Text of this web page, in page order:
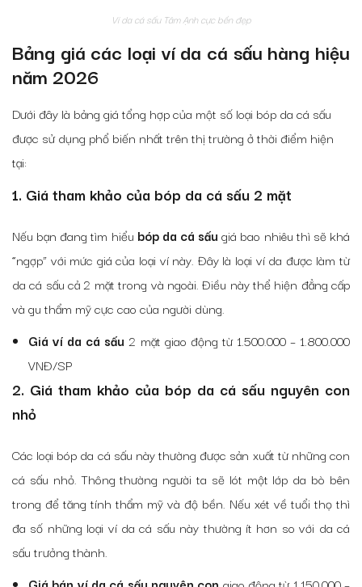
Ví da cá sấu Tâm Ạnh cực bền đẹp
Bảng giá các loại ví da cá sấu hàng hiệu
năm 2026
Dưới đây là bảng giá tổng hợp của một số loại bóp da cá sấu
được sử dụng phổ biến nhất trên thị trường ở thời điểm hiện
tại:
1. Giá tham khảo của bóp da cá sấu 2 mặt
Nếu bạn đang tìm hiểu bóp da cá sấu giá bao nhiêu thì sẽ khá
“ngợp” với mức giá của loại ví này. Đây là loại ví da được làm từ
da cá sấu cả 2 mặt trong và ngoài. Điều này thể hiện đẳng cấp
và gu thẩm mỹ cực cao của người dùng.
Giá ví da cá sấu 2 mặt giao động từ 1.500.000 – 1.800.000
VNĐ/SP
2. Giá tham khảo của bóp da cá sấu nguyên con
nhỏ
Các loại bóp da cá sấu này thường được sản xuất từ những con
cá sấu nhỏ. Thông thường người ta sẽ lót một lớp da bò bên
trong để tăng tính thẩm mỹ và độ bền. Nếu xét về tuổi thọ thì
đa số những loại ví da cá sấu này thường ít hơn so với da cá
sấu trưởng thành.